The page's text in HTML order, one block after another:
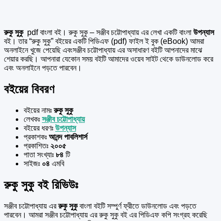
রুকু সুকু pdf বাংলা বই। রুকু সুকু – সঞ্জীব চট্টোপাধ্যায় এর লেখা একটি বাংলা উপন্যাস
বই। তার “রুকু সুকু” বইয়ের একটি পিডিএফ (pdf) ফাইল ই বুক (eBook) আমরা
অনলাইনে খুজে পেয়েছি এবংসঞ্জীব চট্টোপাধ্যায় এর অসাধারণ বইটি আপনাদের মাঝে
শেয়ার করছি। আপনারা যেকোন সময় বইটি আমাদের ওয়েব সাইট থেকে ডাউনলোড করে
এবং অনলাইনে পড়তে পারবেন।
বইয়ের বিবরণ
বইয়ের নামঃরুকু সুকু
লেখকঃ সঞ্জীব চট্টোপাধ্যায়
বইয়ের ধরণঃ উপন্যাস
প্রকাশকঃ আনন্দ পাবলিশার্স
প্রকাশিতঃ ২০০৫
পাতা সংখ্যাঃ ৮৪ টি
সাইজঃ ০৪ এমবি
রুকু সুকু বই রিভিউঃ
সঞ্জীব চট্টোপাধ্যায় এররুকু সুকুবাংলা বইটি সম্পুর্ণ ফ্রীতে ডাউনলোড এবং পড়তে
পারবেন। আমরা সঞ্জীব চট্টোপাধ্যায় এর রুকু সুকু বই এর পিডিএফ কপি সংগ্রহ করেছি